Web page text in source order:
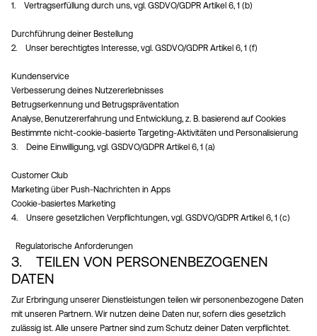
1. Vertragserfüllung durch uns, vgl. GSDVO/GDPR Artikel 6, 1 (b)
Durchführung deiner Bestellung
2. Unser berechtigtes Interesse, vgl. GSDVO/GDPR Artikel 6, 1 (f)
Kundenservice
Verbesserung deines Nutzererlebnisses
Betrugserkennung und Betrugspräventation
Analyse, Benutzererfahrung und Entwicklung, z. B. basierend auf Cookies
Bestimmte nicht-cookie-basierte Targeting-Aktivitäten und Personalisierung
3. Deine Einwilligung, vgl. GSDVO/GDPR Artikel 6, 1 (a)
Customer Club
Marketing über Push-Nachrichten in Apps
Cookie-basiertes Marketing
4. Unsere gesetzlichen Verpflichtungen, vgl. GSDVO/GDPR Artikel 6, 1 (c)
Regulatorische Anforderungen
3. TEILEN VON PERSONENBEZOGENEN
DATEN
Zur Erbringung unserer Dienstleistungen teilen wir personenbezogene Daten
mit unseren Partnern. Wir nutzen deine Daten nur, sofern dies gesetzlich
zulässig ist. Alle unsere Partner sind zum Schutz deiner Daten verpflichtet.